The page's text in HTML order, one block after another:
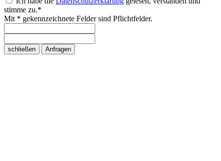
stimme zu.*
Mit * gekennzeichnete Felder sind Pflichtfelder.
schließen Anfragen